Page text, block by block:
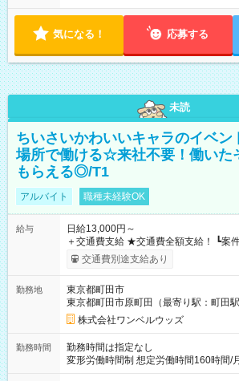
気になる！ 応募する
未読
ちいさいかわいいキャラのイベン
場所で働ける☆来社不要！働いた
もらえる◎/T1
アルバイト 職種未経験OK
給与
日給13,000円～
＋交通費支給 ★交通費全額支給！ ┗案件により規定あり ★日払
いOK！（規定あり） ┗働いたその日に
ンビニATMから 日払い分を引き落とせます！ 【試用
交通費別途支給あり
勤務地
東京都町田市
東京都町田市原町田（最寄り駅：町田駅
株式会社ワンベルウッズ
勤務時間
勤務時間は指定なし
変形労働時間制 想定労働時間160時間/月 【シフト例】 ・8：00
～21：00